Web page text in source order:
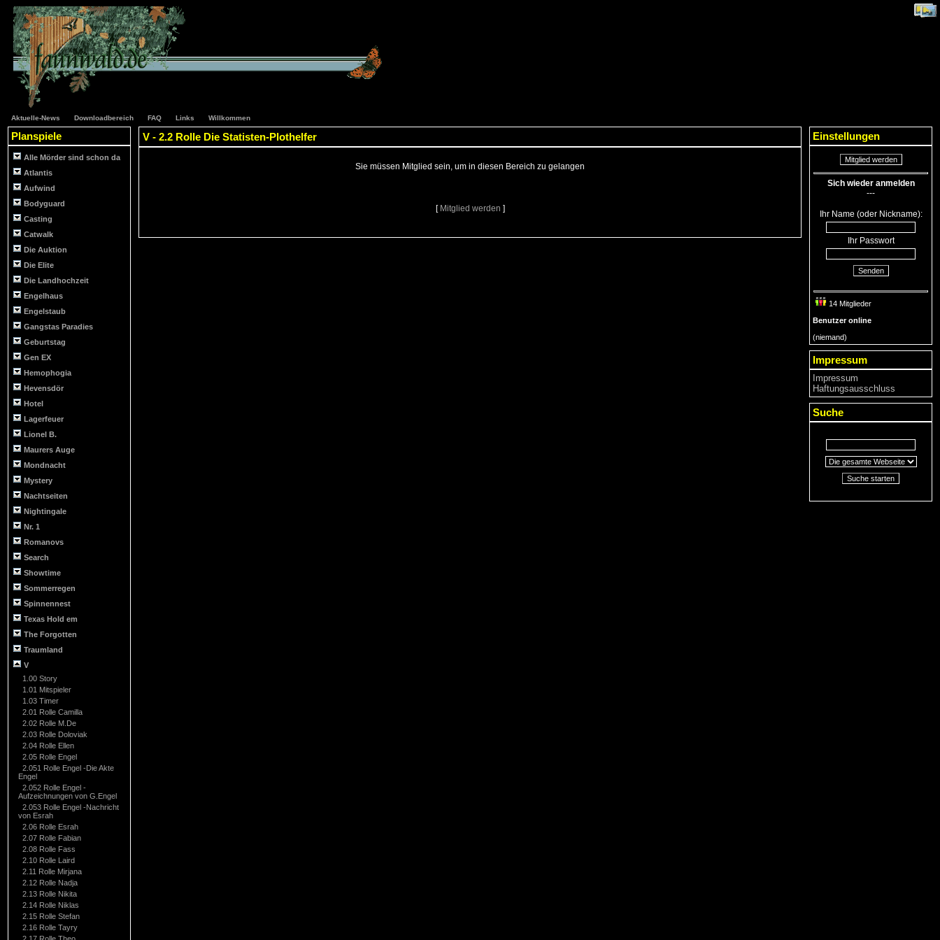
Aktuelle-News Downloadbereich FAQ Links Willkommen
Planspiele
Alle Mörder sind schon da
Atlantis
Aufwind
Bodyguard
Casting
Catwalk
Die Auktion
Die Elite
Die Landhochzeit
Engelhaus
Engelstaub
Gangstas Paradies
Geburtstag
Gen EX
Hemophogia
Hevensdör
Hotel
Lagerfeuer
Lionel B.
Maurers Auge
Mondnacht
Mystery
Nachtseiten
Nightingale
Nr. 1
Romanovs
Search
Showtime
Sommerregen
Spinnennest
Texas Hold em
The Forgotten
Traumland
V
1.00 Story
1.01 Mitspieler
1.03 Timer
2.01 Rolle Camilla
2.02 Rolle M.De
2.03 Rolle Doloviak
2.04 Rolle Ellen
2.05 Rolle Engel
2.051 Rolle Engel -Die Akte
Engel
2.052 Rolle Engel -
Aufzeichnungen von G.Engel
2.053 Rolle Engel -Nachricht
von Esrah
2.06 Rolle Esrah
2.07 Rolle Fabian
2.08 Rolle Fass
2.10 Rolle Laird
2.11 Rolle Mirjana
2.12 Rolle Nadja
2.13 Rolle Nikita
2.14 Rolle Niklas
2.15 Rolle Stefan
2.16 Rolle Tayry
V - 2.2 Rolle Die Statisten-Plothelfer
Sie müssen Mitglied sein, um in diesen Bereich zu gelangen
[ Mitglied werden ]
Einstellungen
Mitglied werden
Sich wieder anmelden
---
Ihr Name (oder Nickname):
Ihr Passwort
Senden
14 Mitglieder
Benutzer online
(niemand)
Impressum
Impressum
Haftungsausschluss
Suche
Suche starten